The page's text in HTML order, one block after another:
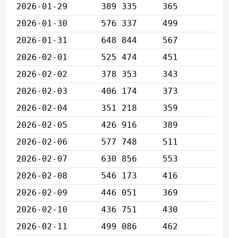
2026-01-29
389 335
365
2026-01-30
576 337
499
2026-01-31
648 844
567
2026-02-01
525 474
451
2026-02-02
378 353
343
2026-02-03
406 174
373
2026-02-04
351 218
359
2026-02-05
426 916
389
2026-02-06
577 748
511
2026-02-07
630 856
553
2026-02-08
546 173
416
2026-02-09
446 051
369
2026-02-10
436 751
430
2026-02-11
499 086
462